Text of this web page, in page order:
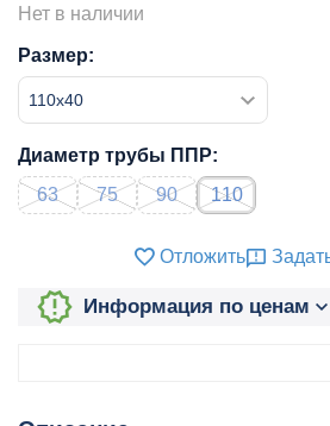
Нет в наличии
Размер:
Диаметр трубы ППР:
63
75 90 110
Отложить
Информация по ценам